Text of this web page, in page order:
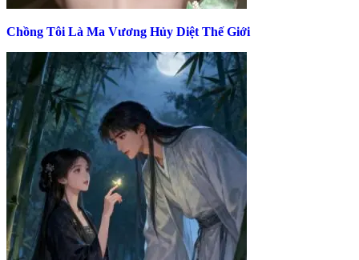
Chồng Tôi Là Ma Vương Hủy Diệt Thế Giới